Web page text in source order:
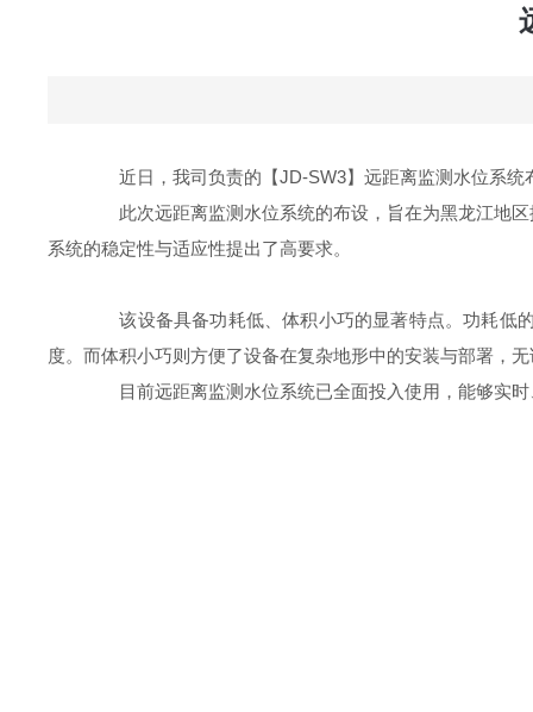
近日，我司负责的【JD-SW3】远距离监测水位系统
此次远距离监测水位系统的布设，旨在为黑龙江地区
系统的稳定性与适应性提出了高要求。
该设备具备功耗低、体积小巧的显著特点。功耗低的
度。而体积小巧则方便了设备在复杂地形中的安装与部署，
目前远距离监测水位系统已全面投入使用，能够实时